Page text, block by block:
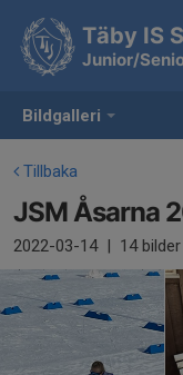
Bildgalleri
Täby IS
Junior/
Tillbaka
JSM Åsarna
2022-03-14 | 14 bilder